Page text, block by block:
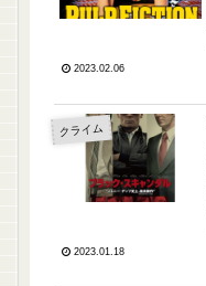
2023.02.06
クライム
2023.01.18